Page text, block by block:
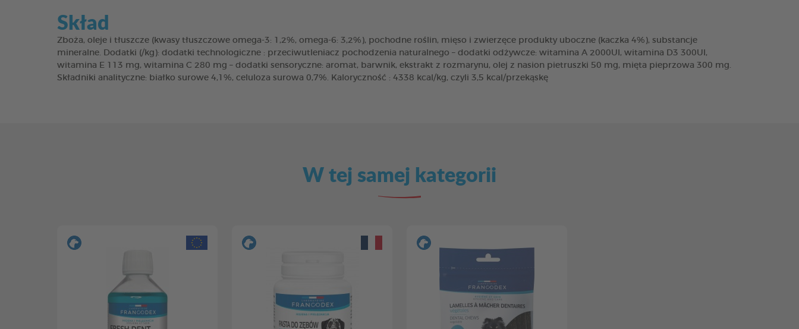
Skład
Zboża, oleje i tłuszcze (kwasy tłuszczowe omega-3: 1,2%, omega-6: 3,2%), pochodne roślin, mięso i zwierzęce produkty uboczne (kaczka 4%), substancje
mineralne. Dodatki (/kg): dodatki technologiczne : przeciwutleniacz pochodzenia naturalnego – dodatki odżywcze: witamina A 2000UI, witamina D3 300UI,
witamina E 113 mg, witamina C 280 mg – dodatki sensoryczne: aromat, barwnik, ekstrakt z rozmarynu, olej z nasion pietruszki 50 mg, mięta pieprzowa 300 mg.
Składniki analityczne: białko surowe 4,1%, celuloza surowa 0,7%. Kaloryczność : 4338 kcal/kg, czyli 3,5 kcal/przekąskę
W tej samej kategorii